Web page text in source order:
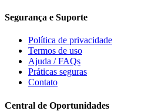
Segurança e Suporte
Política de privacidade
Termos de uso
Ajuda / FAQs
Práticas seguras
Contato
Central de Oportunidades